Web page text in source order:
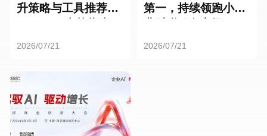
升策略与工具推荐：
2026/07/21
第一，持续领跑小微
2026/07/21